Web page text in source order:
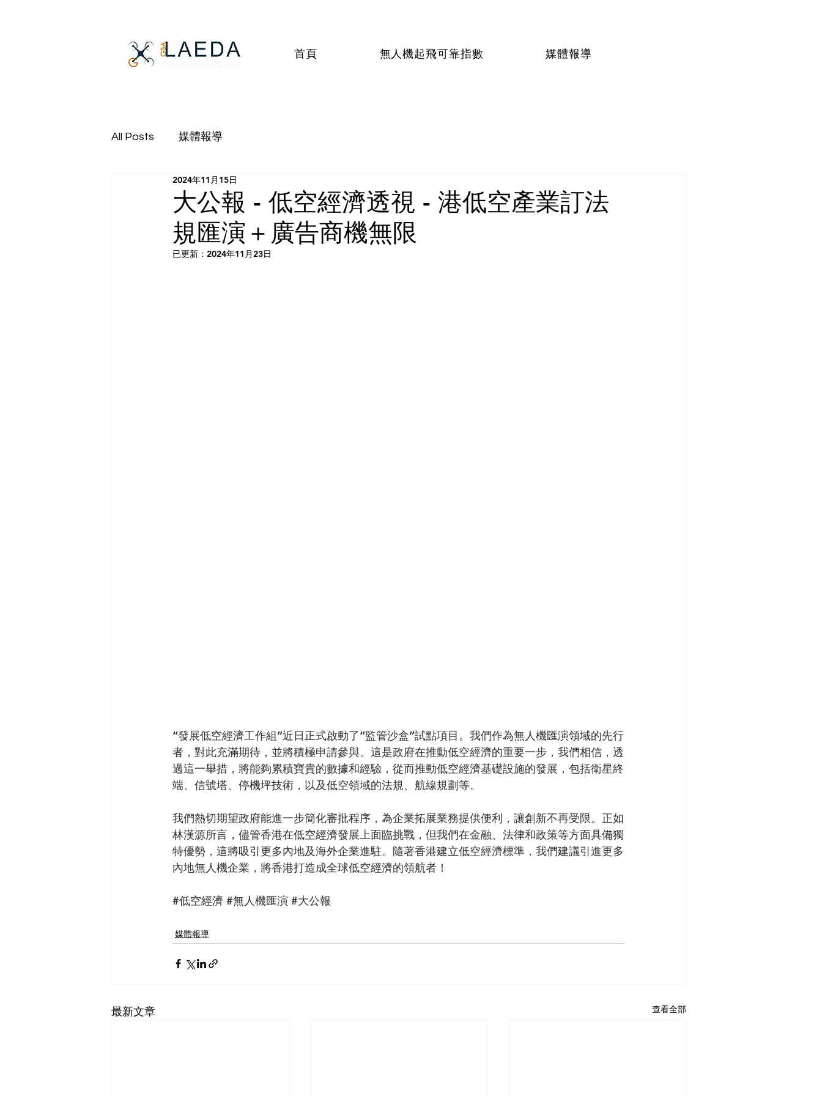
首頁 無人機起飛可靠指數 媒體報導
All Posts 媒體報導
大公報 - 低空經濟透視 - 港低空產業訂法
規匯演＋廣告商機無限
2024年11月15日
已更新： 2024年11月23日
“發展低空經濟工作組”近日正式啟動了“監管沙盒”試點項目。我們作為無人機匯演領域的先行
者，對此充滿期待，並將積極申請參與。這是政府在推動低空經濟的重要一步，我們相信，透
過這一舉措，將能夠累積寶貴的數據和經驗，從而推動低空經濟基礎設施的發展，包括衛星終
端、信號塔、停機坪技術，以及低空領域的法規、航線規劃等。
我們熱切期望政府能進一步簡化審批程序，為企業拓展業務提供便利，讓創新不再受限。正如
林漢源所言，儘管香港在低空經濟發展上面臨挑戰，但我們在金融、法律和政策等方面具備獨
特優勢，這將吸引更多內地及海外企業進駐。隨著香港建立低空經濟標準，我們建議引進更多
內地無人機企業，將香港打造成全球低空經濟的領航者！
#低空經濟 #無人機匯演 #大公報
媒體報導
最新文章 查看全部